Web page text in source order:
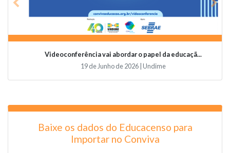
Videoconferência vai abordar o papel da educaçã...
19 de Junho de 2026 | Undime
Previous
Baixe os dados do Educacenso para
Importar no Conviva